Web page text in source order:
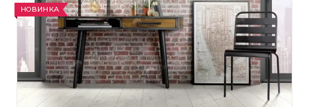
НОВИНКА